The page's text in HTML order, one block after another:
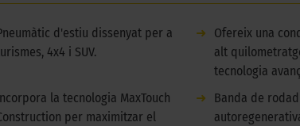
d'estiu dissenyat per a
4x4 i SUV.
➜
Ofereix una
alt
tecnologia
la tecnologia MaxTouch
per maximitzar el
➜
Banda de